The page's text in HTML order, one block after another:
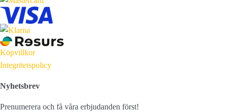
Köpvillkor
Integritetspolicy
Nyhetsbrev
Prenumerera och få våra erbjudanden först!